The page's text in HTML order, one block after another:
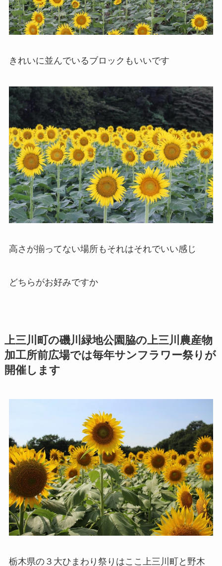
きれいに並んでいるブロックもいいです
高さが揃ってない場所もそれはそれでいい感じ
どちらがお好みですか
上三川町の磯川緑地公園脇の上三川農産物
加工所前広場では毎年サンフラワー祭りが
開催します
栃木県の３大ひまわり祭りはここ上三川町と野木